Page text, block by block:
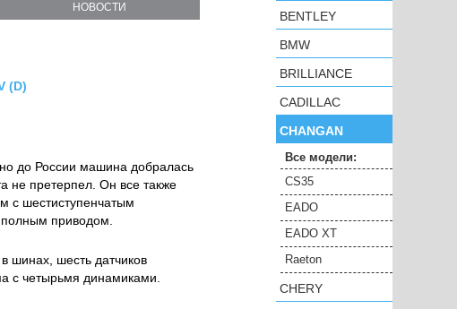
НОВОСТИ
(D)
до России машина добралась
не претерпел. Он все также
с шестиступенчатым
приводом.
шинах, шесть датчиков
с четырьмя динамиками.
BENTLEY
BMW
BRILLIANCE
CADILLAC
CHANGAN
Все модели:
CS35
EADO
EADO XT
Raeton
CHERY